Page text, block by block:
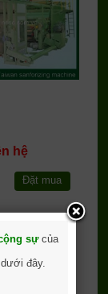
hệ
Đặt mua
vải dệt kim
tròn
sựcủa
đây.